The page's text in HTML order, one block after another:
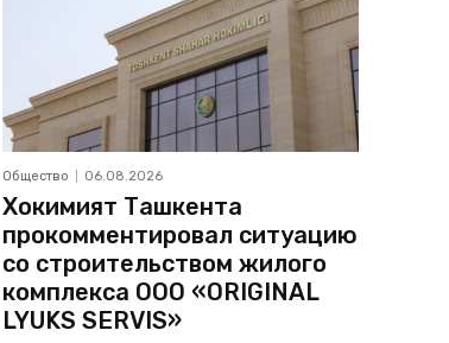
Общество 06.08.2026
Хокимият Ташкента
прокомментировал ситуацию
со строительством жилого
комплекса ООО «ORIGINAL
LYUKS SERVIS»